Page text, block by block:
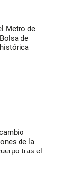
Metro de
de
de la
tras el